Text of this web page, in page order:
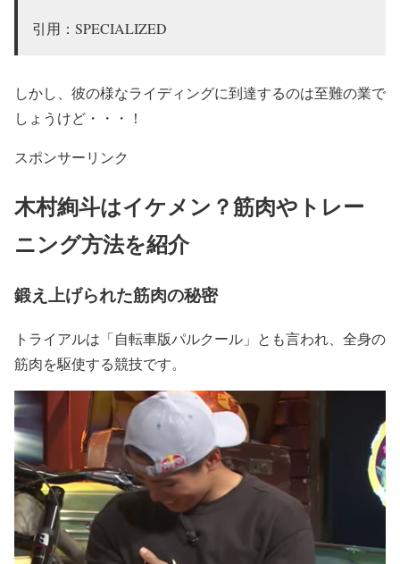
引用：SPECIALIZED
しかし、 彼の様なライディングに到達するのは至難の業で
しょうけど・・・！
スポンサーリンク
木村絢斗はイケメン？筋肉やトレー
ニング方法を紹介
鍛え上げられた筋肉の秘密
トライアルは 「自転車版パルクール」 とも言われ、全身の
筋肉を駆使する競技です。